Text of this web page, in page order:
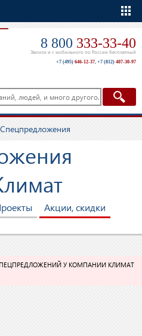
8 800 333-33-40
Звонок и с мобильного по России бесплатный
+7 (495) 646-12-37, +7 (812) 407-30-97
Спецпредложения
Акции, скидки
У КОМПАНИИ КЛИМАТ